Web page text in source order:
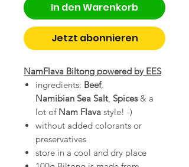
In den Warenkorb
Jetzt abonnieren
NamFlava Biltong powered by EES
ingredients: Beef,
Namibian Sea Salt, Spices& a
lot of Nam Flava style! -)
without added colorants or
preservatives
store in a cool and dry place